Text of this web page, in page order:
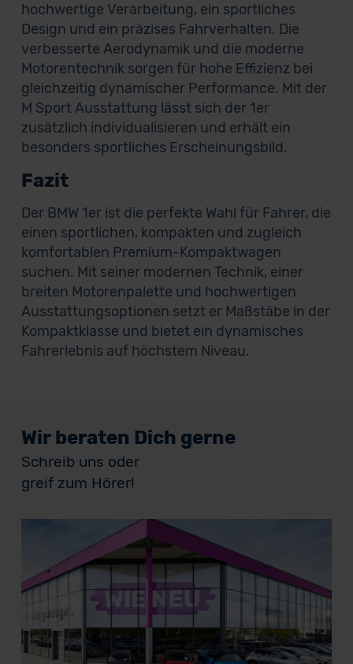
hochwertige Verarbeitung, ein sportliches
Design und ein präzises Fahrverhalten. Die
verbesserte Aerodynamik und die moderne
Motorentechnik sorgen für hohe Effizienz bei
gleichzeitig dynamischer Performance. Mit der
M Sport Ausstattung lässt sich der 1er
zusätzlich individualisieren und erhält ein
besonders sportliches Erscheinungsbild.
Fazit
Der BMW 1er ist die perfekte Wahl für Fahrer, die
einen sportlichen, kompakten und zugleich
komfortablen Premium-Kompaktwagen
suchen. Mit seiner modernen Technik, einer
breiten Motorenpalette und hochwertigen
Ausstattungsoptionen setzt er Maßstäbe in der
Kompaktklasse und bietet ein dynamisches
Fahrerlebnis auf höchstem Niveau.
Wir beraten Dich gerne
Schreib uns oder
greif zum Hörer!